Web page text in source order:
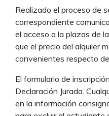
Realizado el proceso de
correspondiente
el acceso a la plazas de
que el precio del alquiler
convenientes respecto
El formulario de
Declaración Jurada.
en la información